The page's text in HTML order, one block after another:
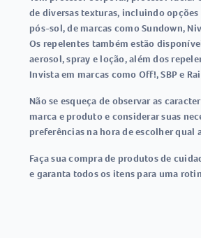
de diversas texturas, incluindo
pós-sol, de marcas como Sundown,
Os repelentes também estão
aerosol, spray e loção, além dos
Invista em marcas como Off!, SBP e
Não se esqueça de observar as
marca e produto e considerar suas
preferências na hora de escolher qual
Faça sua compra de produtos de
e garanta todos os itens para uma